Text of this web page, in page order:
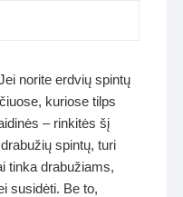
norite erdvių spintų
kuriose tilps
– rinkitės šį
spintų, turi
tinka drabužiams,
susidėti. Be to,